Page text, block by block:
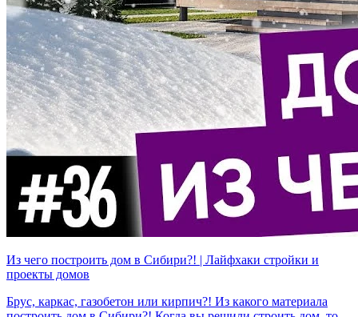
Из чего построить дом в Сибири?! | Лайфхаки стройки и
проекты домов
Брус, каркас, газобетон или кирпич?! Из какого материала